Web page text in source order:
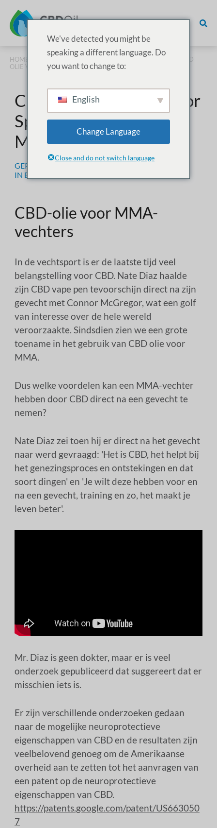
HOME BEDRIJF
/ CBD BEDRIJFSKANSEN VOOR SPORT & CBD
OLIE VOOR MMA
CBD Bedrijfskansen voor
Sport & CBD Olie voor
MMA
GEPLAATST OP
IN BEDRIJF
CBD-olie voor MMA-
vechters
In de vechtsport is er de laatste tijd veel
belangstelling voor CBD. Nate Diaz haalde
zijn CBD vape pen tevoorschijn direct na zijn
gevecht met Connor McGregor, wat een golf
van interesse over de hele wereld
veroorzaakte. Sindsdien zien we een grote
toename in het gebruik van CBD olie voor
MMA.
Dus welke voordelen kan een MMA-vechter
hebben door CBD direct na een gevecht te
nemen?
Nate Diaz zei toen hij er direct na het gevecht
naar werd gevraagd: 'Het is CBD, het helpt bij
het genezingsproces en ontstekingen en dat
soort dingen' en 'Je wilt deze hebben voor en
na een gevecht, training en zo, het maakt je
leven beter'.
Mr. Diaz is geen dokter, maar er is veel
onderzoek gepubliceerd dat suggereert dat er
misschien iets is.
Er zijn verschillende onderzoeken gedaan
naar de mogelijke neuroprotectieve
eigenschappen van CBD en de resultaten zijn
veelbelovend genoeg om de Amerikaanse
overheid aan te zetten tot het aanvragen van
een patent op de neuroprotectieve
eigenschappen van CBD.
https://patents.google.com/patent/US663050
7
We've detected you might be
speaking a different language. Do
you want to change to:
English
Change Language
Close and do not switch language